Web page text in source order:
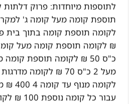
כ"ס 50 ₪ לקומה תוספת קומה
עבור כל קומה